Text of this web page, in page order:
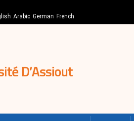
Arabic German French
D’Assiout